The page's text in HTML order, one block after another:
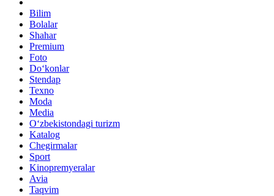
Bilim
Bolalar
Shahar
Premium
Foto
Do‘konlar
Stendap
Texno
Moda
Media
O‘zbekistondagi turizm
Katalog
Chegirmalar
Sport
Kinopremyeralar
Avia
Taqvim